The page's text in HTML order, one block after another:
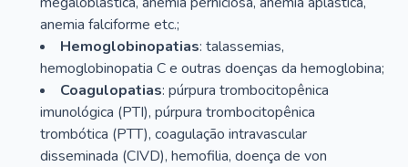
anemia falciforme etc.;
Hemoglobinopatias: talassemias,
hemoglobinopatia C e outras doenças da hemoglobina;
Coagulopatias: púrpura trombocitopênica
imunológica (PTI), púrpura trombocitopênica
trombótica (PTT), coagulação intravascular
disseminada (CIVD), hemofilia, doença de von